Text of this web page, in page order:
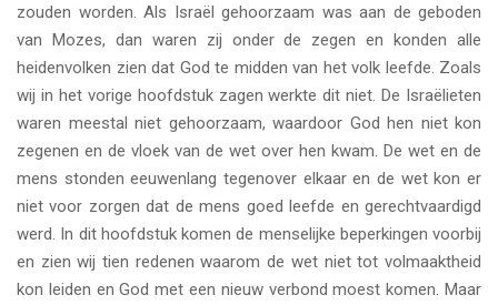
zouden worden. Als Israël gehoorzaam was aan de geboden
van Mozes, dan waren zij onder de zegen en konden alle
heidenvolken zien dat God te midden van het volk leefde. Zoals
wij in het vorige hoofdstuk zagen werkte dit niet. De Israëlieten
waren meestal niet gehoorzaam, waardoor God hen niet kon
zegenen en de vloek van de wet over hen kwam. De wet en de
mens stonden eeuwenlang tegenover elkaar en de wet kon er
niet voor zorgen dat de mens goed leefde en gerechtvaardigd
werd. In dit hoofdstuk komen de menselijke beperkingen voorbij
en zien wij tien redenen waarom de wet niet tot volmaaktheid
kon leiden en God met een nieuw verbond moest komen. Maar